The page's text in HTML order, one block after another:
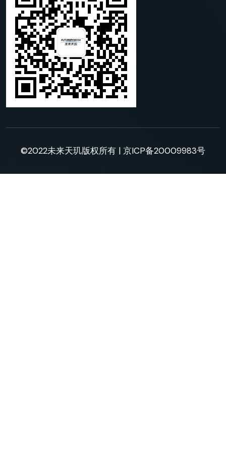
©2022未来天玑版权所有 | 京ICP备20009983号